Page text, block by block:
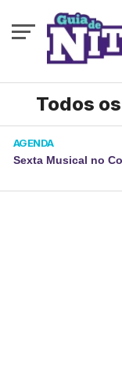
Todos
AGENDA
Sexta Musical no